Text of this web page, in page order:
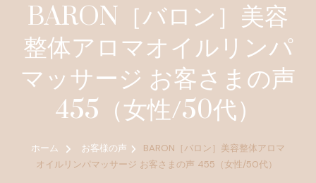
BARON［バロン］美容
整体アロマオイルリンパ
マッサージ お客さまの声
455（女性/50代）
ホーム お客様の声
BARON［バロン］美容整体アロマ
オイルリンパマッサージ お客さまの声 455（女性/50代）